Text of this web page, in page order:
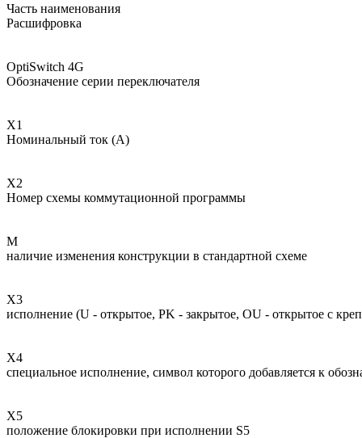
Часть наименования
Расшифровка
OptiSwitch 4G
Обозначение серии переключателя
Х1
Номинальный ток (А)
Х2
Номер схемы коммутационной программы
M
наличие изменения конструкции в стандартной схеме
Х3
исполнение (U - открытое, PK - закрытое, OU - открытое с
Х4
специальное исполнение, символ которого добавляется к
Х5
положение блокировки при исполнении S5